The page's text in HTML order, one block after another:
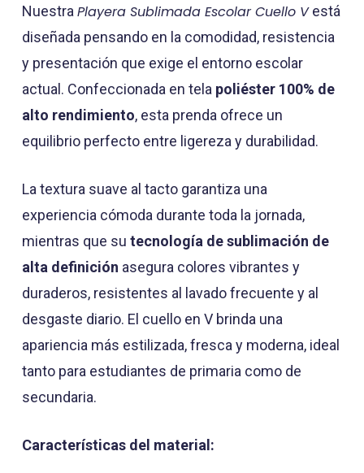
NuestraPlayera Sublimada Escolar Cuello Vestá
diseñada pensando en la comodidad, resistencia
y presentación que exige el entorno escolar
actual. Confeccionada en tela poliéster 100% de
alto rendimiento, esta prenda ofrece un
equilibrio perfecto entre ligereza y durabilidad.
La textura suave al tacto garantiza una
experiencia cómoda durante toda la jornada,
mientras que su tecnología de sublimación de
alta definición asegura colores vibrantes y
duraderos, resistentes al lavado frecuente y al
desgaste diario. El cuello en V brinda una
apariencia más estilizada, fresca y moderna, ideal
tanto para estudiantes de primaria como de
secundaria.
Características del material: